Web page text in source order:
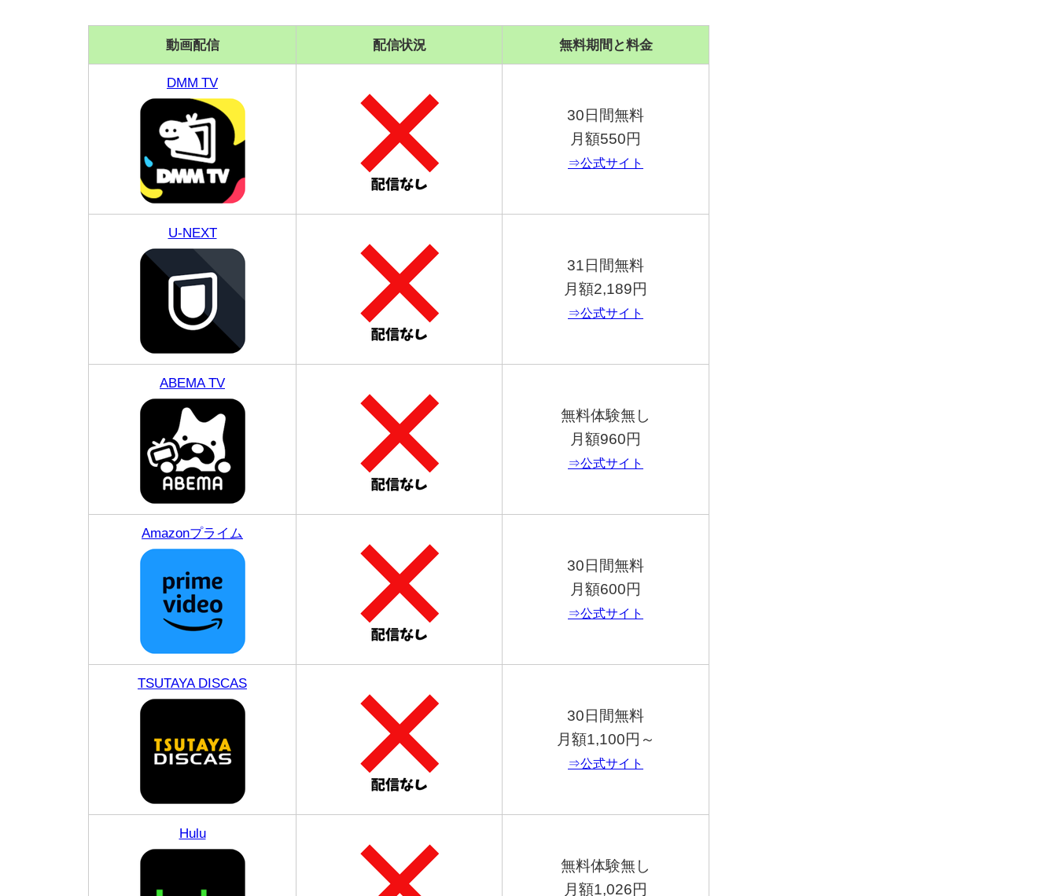
動画配信 配信状況 無料期間と料金
DMM TV
30日間無料
月額550円
⇒公式サイト
U-NEXT
31日間無料
月額2,189円
⇒公式サイト
ABEMA TV
無料体験無し
月額960円
⇒公式サイト
Amazonプライム
30日間無料
月額600円
⇒公式サイト
TSUTAYA DISCAS
30日間無料
月額1,100円～
⇒公式サイト
Hulu
無料体験無し
月額1,026円